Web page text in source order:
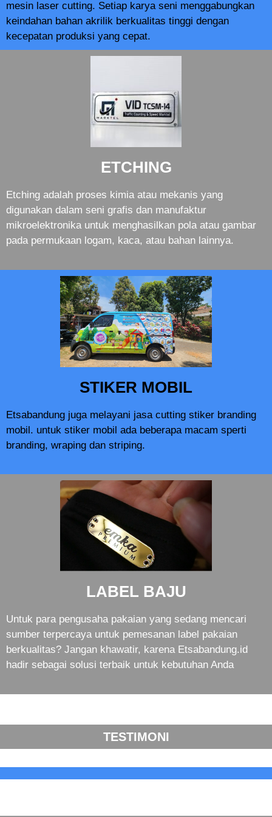
mesin laser cutting. Setiap karya seni menggabungkan
keindahan bahan akrilik berkualitas tinggi dengan
kecepatan produksi yang cepat.
ETCHING
Etching adalah proses kimia atau mekanis yang
digunakan dalam seni grafis dan manufaktur
mikroelektronika untuk menghasilkan pola atau gambar
pada permukaan logam, kaca, atau bahan lainnya.
STIKER MOBIL
Etsabandung juga melayani jasa cutting stiker branding
mobil. untuk stiker mobil ada beberapa macam sperti
branding, wraping dan striping.
LABEL BAJU
Untuk para pengusaha pakaian yang sedang mencari
sumber terpercaya untuk pemesanan label pakaian
berkualitas? Jangan khawatir, karena Etsabandung.id
hadir sebagai solusi terbaik untuk kebutuhan Anda
TESTIMONI